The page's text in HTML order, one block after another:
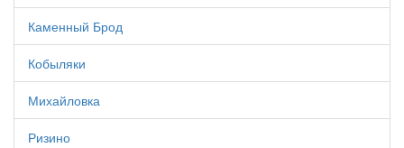
Каменный Брод
Кобыляки
Михайловка
Ризино